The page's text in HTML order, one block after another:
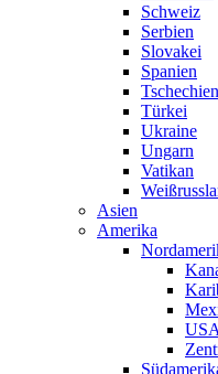
Schweiz
Serbien
Slovakei
Spanien
Tschechien
Türkei
Ukraine
Ungarn
Vatikan
Asien
Amerika
USA